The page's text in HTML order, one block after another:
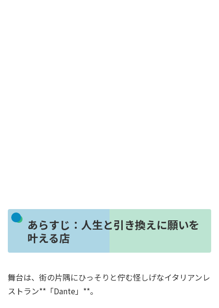
あらすじ：人生と引き換えに願いを
叶える店
舞台は、街の片隅にひっそりと佇む怪しげなイタリアンレ
ストラン**「Dante」**。